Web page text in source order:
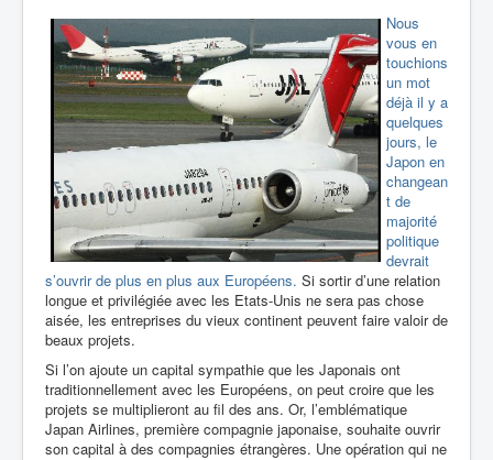
Nous
vous en
touchions
un mot
déjà il y a
quelques
jours, le
Japon en
changean
t de
majorité
politique
devrait
s’ouvrir de plus en plus aux Européens. Si sortir d’une relation
longue et privilégiée avec les Etats-Unis ne sera pas chose
aisée, les entreprises du vieux continent peuvent faire valoir de
beaux projets.
Si l’on ajoute un capital sympathie que les Japonais ont
traditionnellement avec les Européens, on peut croire que les
projets se multiplieront au fil des ans. Or, l’emblématique
Japan Airlines, première compagnie japonaise, souhaite ouvrir
son capital à des compagnies étrangères. Une opération qui ne